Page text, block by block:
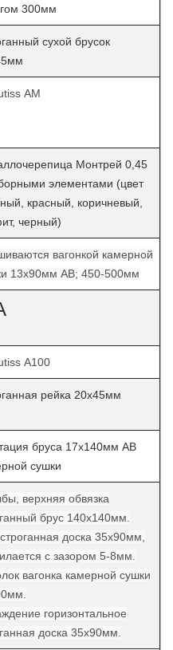
300мм
сухой брусок
АМ
Монтрей 0,45
элементами (цвет
красный, коричневый,
черный)
вагонкой камерной
13х90мм АВ; 450-500мм
А100
рейка 20х45мм
бруса 17х140мм АВ
сушки
верхняя обвязка
брус 140х140мм.
доска 35х90мм,
с зазором 5-8мм.
вагонка камерной сушки
горизонтальное
доска 35х90мм.